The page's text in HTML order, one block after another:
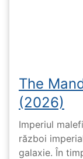
The
(2026)
Imperiul
război
galaxie. În